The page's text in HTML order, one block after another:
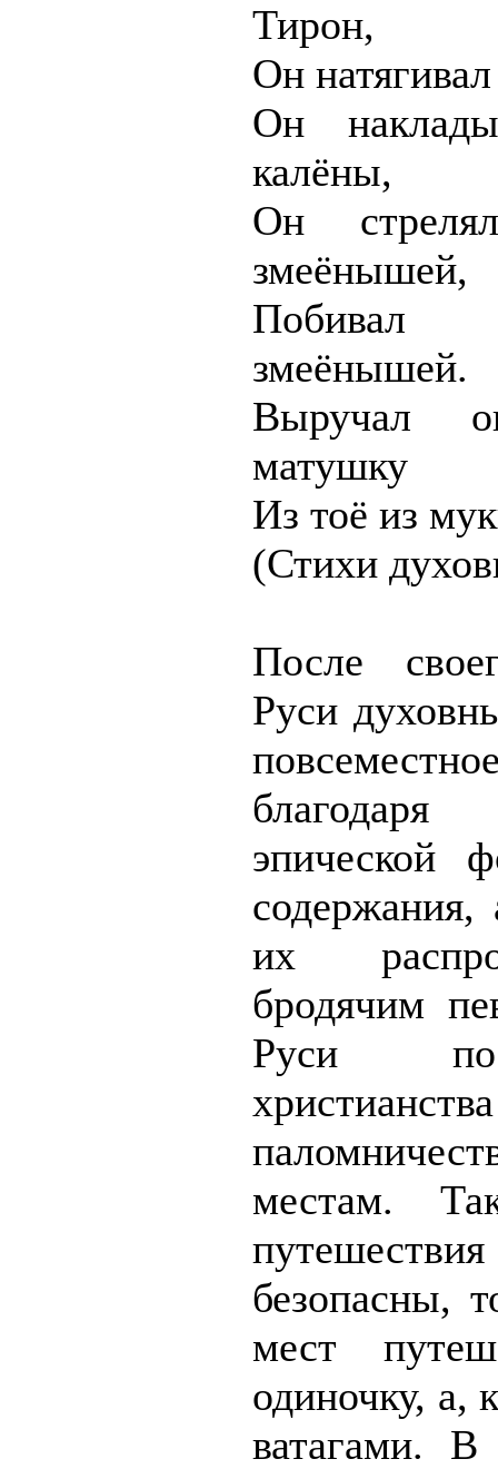
Тирон,
Он
Он
калёны,
Он
змеёнышей,
змеёнышей.
Выручал
матушку
Из тоё из
(Стихи
После
Руси
эпической
содержания,
их
бродячим
Руси
местам.
безопасны,
мест
одиночку, а,
ватагами.